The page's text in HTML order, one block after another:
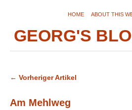
HOME ABOUT THIS
GEORG'S
← Vorheriger Artikel
Am Mehlweg